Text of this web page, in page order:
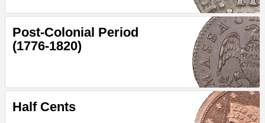
Post-Colonial Period
(1776-1820)
Half Cents